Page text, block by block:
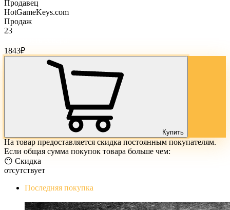
Продавец
HotGameKeys.com
Продаж
23
1843₽
Купить
На товар предоставляется скидка постоянным покупателям.
Если общая сумма покупок товара больше чем:
😶 Скидка
отсутствует
Последняя покупка